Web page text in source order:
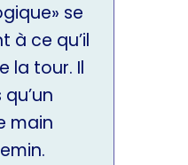
se
à ce qu’il
la tour. Il
main